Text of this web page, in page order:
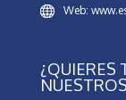
Web:
¿QUIERES